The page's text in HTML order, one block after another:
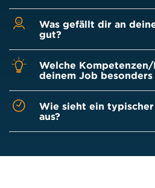
Was gefällt dir an
gut?
Welche
deinem Job
Wie sieht ein
aus?